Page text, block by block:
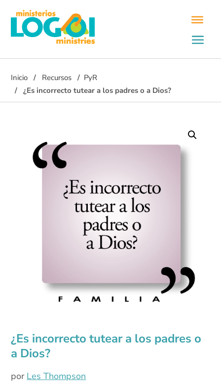
Inicio Recursos
PyR
¿Es incorrecto tutear a los padres o a Dios?
¿Es incorrecto tutear a los padres o
a Dios?
por Les Thompson